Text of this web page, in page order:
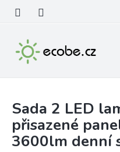
obsah
Sada 2 LED
přisazené
3600lm denní